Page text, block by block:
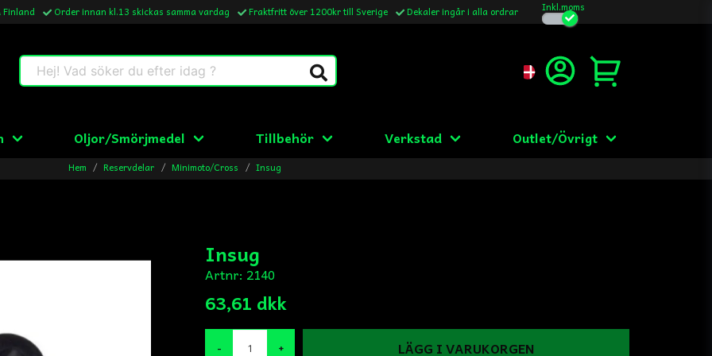
Finland Order innan kl.13 skickas samma vardag Fraktfritt över 1200kr till Sverige Dekaler ingår i alla ordrar Inkl.moms
Hej! Vad söker du efter idag ?
Oljor/Smörjmedel Tillbehör Verkstad Outlet/Övrigt
Hem Reservdelar Minimoto/Cross Insug
Insug
Artnr: 2140
63,61 dkk
- + LÄGG I VARUKORGEN